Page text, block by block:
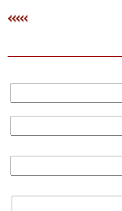
ديكور
مرأة
وتكنولوجيا